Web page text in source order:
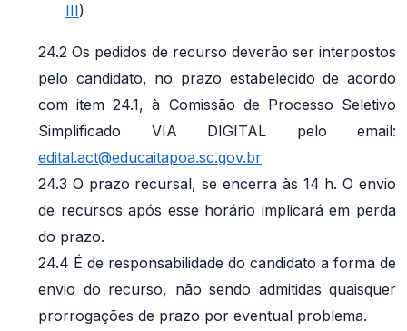
III)
24.2 Os pedidos de recurso deverão ser interpostos
pelo candidato, no prazo estabelecido de acordo
com item 24.1, à Comissão de Processo Seletivo
Simplificado VIA DIGITAL pelo email:
edital.act@educaitapoa.sc.gov.br
24.3 O prazo recursal, se encerra às 14 h. O envio
de recursos após esse horário implicará em perda
do prazo.
24.4 É de responsabilidade do candidato a forma de
envio do recurso, não sendo admitidas quaisquer
prorrogações de prazo por eventual problema.